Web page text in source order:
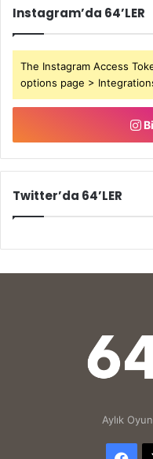
Instagram’da 64’LER
The Instagram Access
options page >
Twitter’da 64’LER
Aylık